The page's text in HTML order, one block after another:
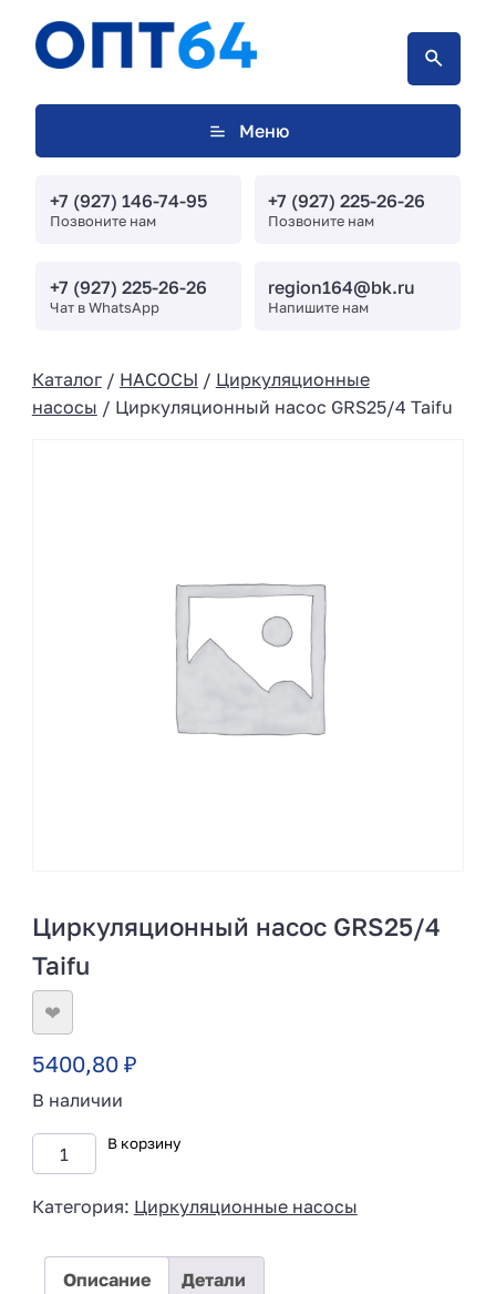
Меню
+7 (927) 146-74-95
Позвоните нам
+7 (927) 225-26-26
Позвоните нам
+7 (927) 225-26-26
Чат в WhatsApp
region164@bk.ru
Напишите нам
Каталог/ НАСОСЫ / Циркуляционные
насосы / Циркуляционный насос GRS25/4 Taifu
Циркуляционный насос GRS25/4
Taifu
❤
5400,80 ₽
В наличии
В корзину
Категория: Циркуляционные насосы
Описание Детали